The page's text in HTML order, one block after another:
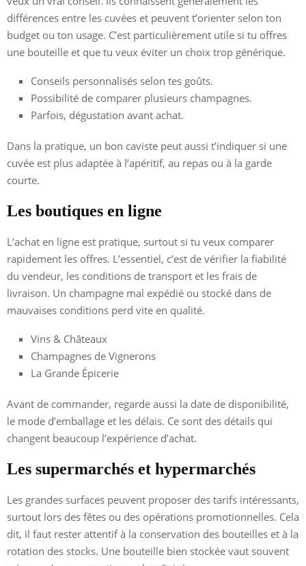
différences entre les cuvées et peuvent t’orienter selon ton
budget ou ton usage. C’est particulièrement utile si tu offres
une bouteille et que tu veux éviter un choix trop générique.
Conseils personnalisés selon tes goûts.
Possibilité de comparer plusieurs champagnes.
Parfois, dégustation avant achat.
Dans la pratique, un bon caviste peut aussi t’indiquer si une
cuvée est plus adaptée à l’apéritif, au repas ou à la garde
courte.
Les boutiques en ligne
L’achat en ligne est pratique, surtout si tu veux comparer
rapidement les offres. L’essentiel, c’est de vérifier la fiabilité
du vendeur, les conditions de transport et les frais de
livraison. Un champagne mal expédié ou stocké dans de
mauvaises conditions perd vite en qualité.
Vins & Châteaux
Champagnes de Vignerons
La Grande Épicerie
Avant de commander, regarde aussi la date de disponibilité,
le mode d’emballage et les délais. Ce sont des détails qui
changent beaucoup l’expérience d’achat.
Les supermarchés et hypermarchés
Les grandes surfaces peuvent proposer des tarifs intéressants,
surtout lors des fêtes ou des opérations promotionnelles. Cela
dit, il faut rester attentif à la conservation des bouteilles et à la
rotation des stocks. Une bouteille bien stockée vaut souvent